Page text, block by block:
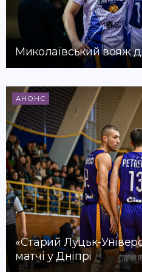
Миколаївський вояж
АНОНС
«Старий Луцьк-
матчі у Дніпрі